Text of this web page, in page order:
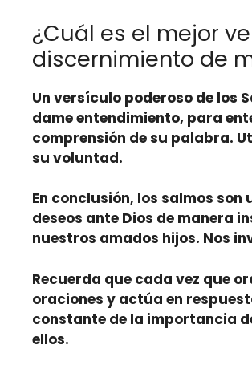
¿Cuál es el mejor
discernimiento de
Un versículo poderoso de los
dame entendimiento, para
comprensión de su palabra.
su voluntad.
En conclusión, los salmos
deseos ante Dios de manera
nuestros amados hijos. Nos
Recuerda que cada vez que
oraciones y actúa en
constante de la importancia
ellos.